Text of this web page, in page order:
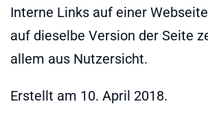
Interne Links auf einer
auf dieselbe Version der Seite
allem aus Nutzersicht.
Erstellt am 10. April 2018.